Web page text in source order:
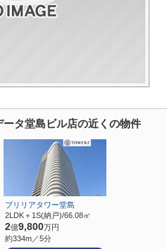
タ堂島ビル店の近くの物件
ブリリアタワー堂島
2LDK＋1S(納戸)/66.08㎡
2億9,800万円
約334m／5分